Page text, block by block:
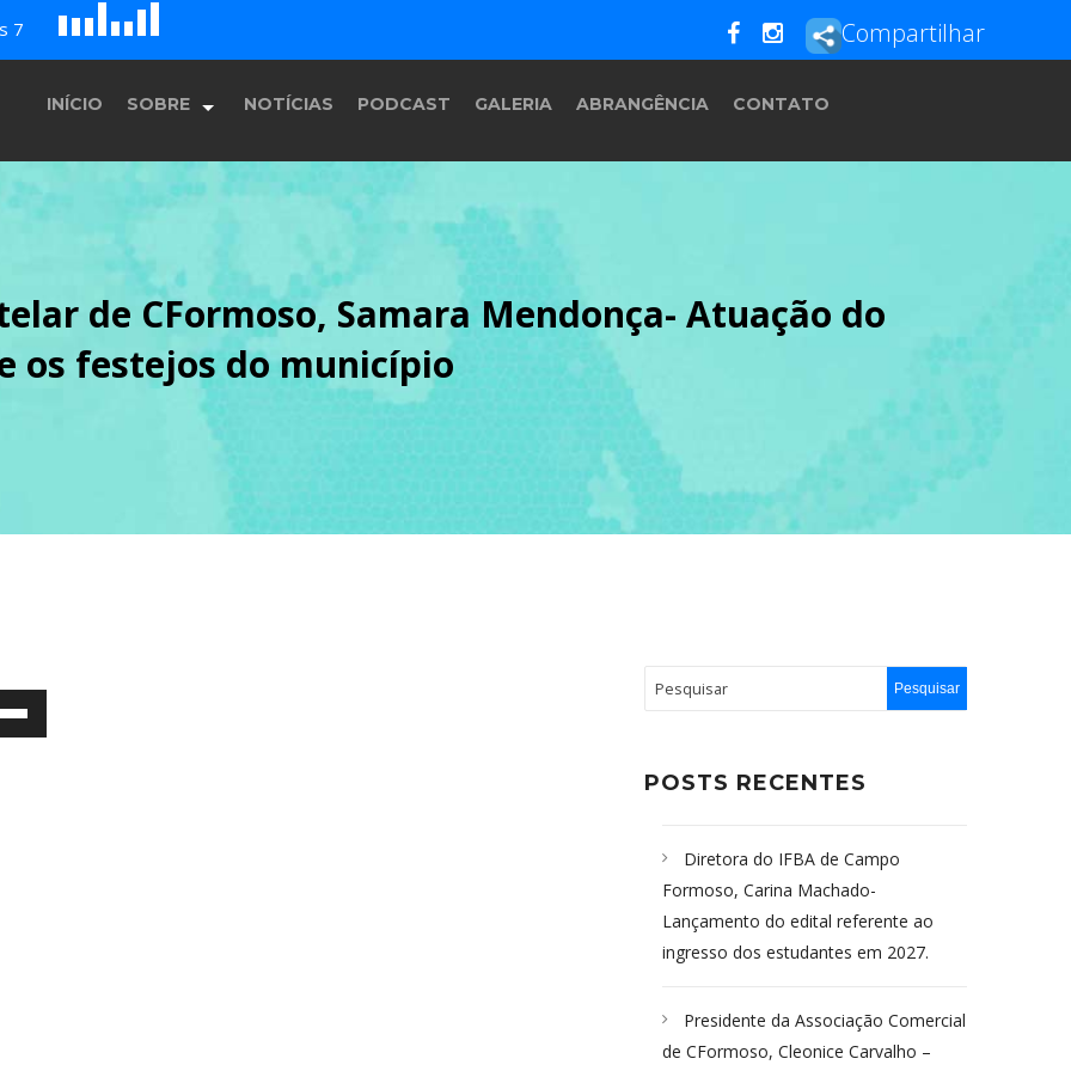
7 B c
D
E F
H
Compartilhar
INÍCIO SOBRE
História
Equipe
Programação
NOTÍCIAS PODCAST GALERIA ABRANGÊNCIA CONTATO
de CFormoso, Samara Mendonça- Atuação do
os festejos do município
POSTS RECENTES
Diretora do IFBA de Campo
Formoso, Carina Machado-
Lançamento do edital referente ao
ingresso dos estudantes em 2027.
Presidente da Associação Comercial
de CFormoso, Cleonice Carvalho –